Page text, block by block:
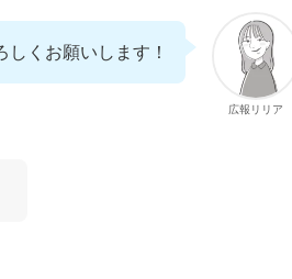
広報リリア
しくお願いします！